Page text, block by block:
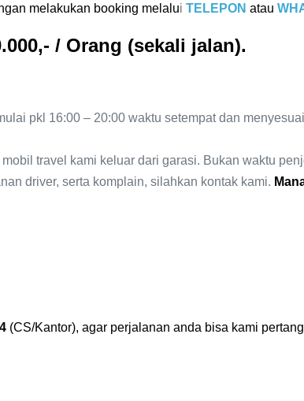
melakukan booking melalui TELEPON atau
/ Orang (sekali jalan).
pkl 16:00 – 20:00 waktu setempat dan
travel kami keluar dari garasi. Bukan waktu
driver, serta komplain, silahkan kontak kami.
(CS/Kantor), agar perjalanan anda bisa kami